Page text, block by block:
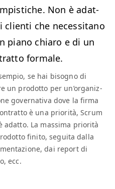
Non è adat­
cli­en­ti che neces­si­tano
piano chiaro e di un
formale.
se hai bisog­no di
un prodot­to per un’or­ga­niz­
gov­er­na­ti­va dove la fir­ma
è una pri­or­ità, Scrum
adat­to. La mas­si­ma pri­or­ità
fini­to, segui­ta dal­la
dai report di
ecc.